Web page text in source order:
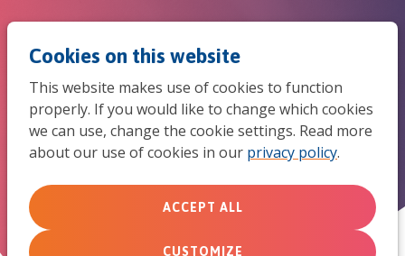
Cookies on this website
This website makes use of cookies to function
properly. If you would like to change which cookies
we can use, change the cookie settings. Read more
about our use of cookies in our privacy policy.
ACCEPT ALL
CUSTOMIZE
In 5 stappen naar een veiliger
kerk
November 26, 2015